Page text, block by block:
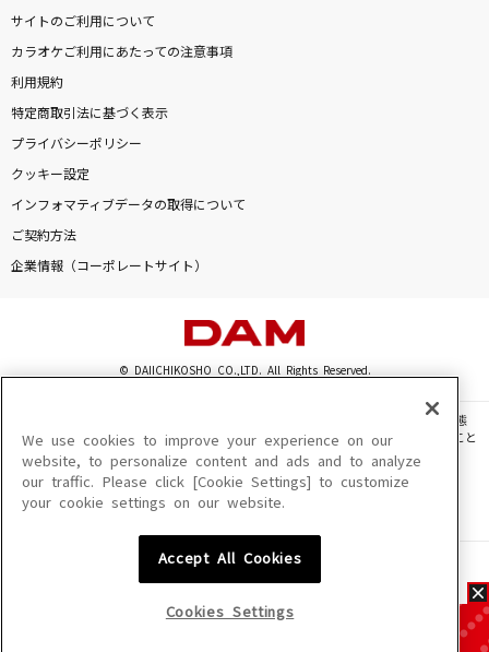
サイトのご利用について
カラオケご利用にあたっての注意事項
利用規約
特定商取引法に基づく表示
プライバシーポリシー
クッキー設定
インフォマティブデータの取得について
ご契約方法
企業情報（コーポレートサイト）
© DAIICHIKOSHO CO.,LTD. All Rights Reserved.
このサイトに掲載されている一切の文章・画像・写真・動画・音声等を、手段や形態
を問わず、著作権法の定める範囲を超えて無断で複製、転載、ファイル化などすること
を禁じます。
楽曲及びコンテンツは、機種によりご利用いただけない場合があります。
楽曲及びコンテンツの配信日、配信内容が変更になる場合があります。
We use cookies to improve your experience on our
website, to personalize content and ads and to analyze
our traffic. Please click [Cookie Settings] to customize
your cookie settings on our website.
Accept All Cookies
Cookies Settings